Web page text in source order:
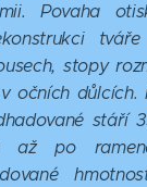
Povaha
stopy
očních důlcích.
stáří
až po